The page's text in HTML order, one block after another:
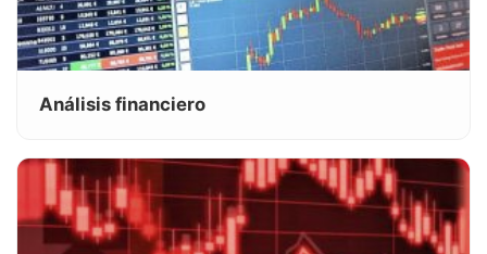
Análisis financiero